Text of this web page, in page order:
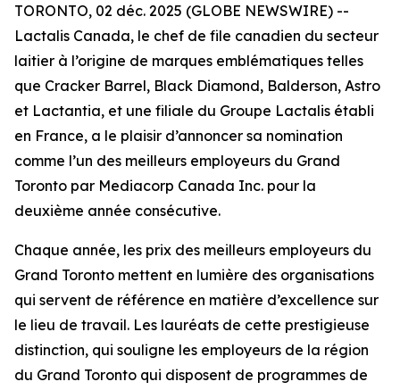
TORONTO, 02 déc. 2025 (GLOBE NEWSWIRE) --
Lactalis Canada, le chef de file canadien du secteur
laitier à l’origine de marques emblématiques telles
que Cracker Barrel, Black Diamond, Balderson, Astro
et Lactantia, et une filiale du Groupe Lactalis établi
en France, a le plaisir d’annoncer sa nomination
comme l’un des meilleurs employeurs du Grand
Toronto par Mediacorp Canada Inc. pour la
deuxième année consécutive.
Chaque année, les prix des meilleurs employeurs du
Grand Toronto mettent en lumière des organisations
qui servent de référence en matière d’excellence sur
le lieu de travail. Les lauréats de cette prestigieuse
distinction, qui souligne les employeurs de la région
du Grand Toronto qui disposent de programmes de